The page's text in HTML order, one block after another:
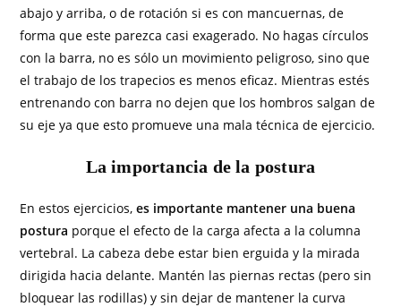
abajo y arriba, o de rotación si es con mancuernas, de
forma que este parezca casi exagerado. No hagas círculos
con la barra, no es sólo un movimiento peligroso, sino que
el trabajo de los trapecios es menos eficaz. Mientras estés
entrenando con barra no dejen que los hombros salgan de
su eje ya que esto promueve una mala técnica de ejercicio.
La importancia de la postura
En estos ejercicios,es importante mantener una buena
postura porque el efecto de la carga afecta a la columna
vertebral. La cabeza debe estar bien erguida y la mirada
dirigida hacia delante. Mantén las piernas rectas (pero sin
bloquear las rodillas) y sin dejar de mantener la curva